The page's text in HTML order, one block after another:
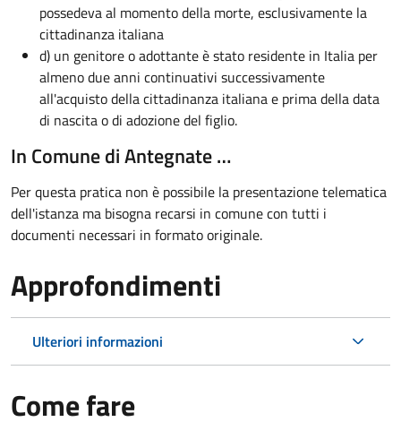
possedeva al momento della morte, esclusivamente la
cittadinanza italiana
d) un genitore o adottante è stato residente in Italia per
almeno due anni continuativi successivamente
all'acquisto della cittadinanza italiana e prima della data
di nascita o di adozione del figlio.
In Comune di Antegnate …
Per questa pratica non è possibile la presentazione telematica
dell'istanza ma bisogna recarsi in comune con tutti i
documenti necessari in formato originale.
Approfondimenti
Ulteriori informazioni
Come fare